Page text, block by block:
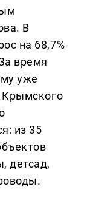
В
на 68,7%
время
уже
Крымского
из 35
детсад,